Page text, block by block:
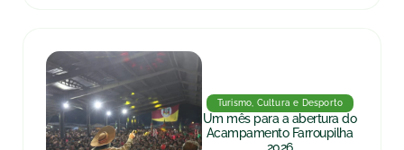
Turismo, Cultura e Desporto
Um mês para a abertura do
Acampamento Farroupilha